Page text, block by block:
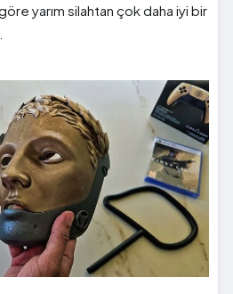
yarım silahtan çok daha iyi bir